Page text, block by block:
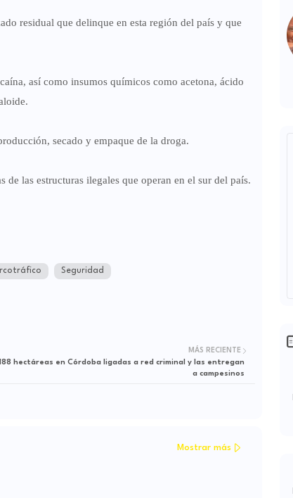
residual que delinque en esta región del país y que
así como insumos químicos como acetona, ácido
secado y empaque de la droga.
de las estructuras ilegales que operan en el sur del país.
Seguridad
MÁS RECIENTE
hectáreas en Córdoba ligadas a red criminal y las entregan
a campesinos
Mostrar más